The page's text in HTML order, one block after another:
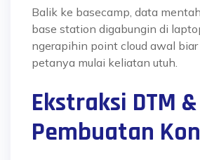
Balik ke basecamp, data
base station digabungin di
ngerapihin point cloud awal
petanya mulai keliatan utuh.
Ekstraksi DTM &
Pembuatan